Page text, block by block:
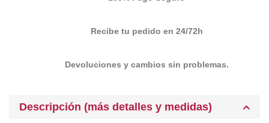
Recibe tu pedido en 24/72h
Devoluciones y cambios sin problemas.
Descripción (más detalles y medidas)